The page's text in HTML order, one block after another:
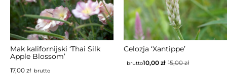
NIEDOSTĘPNY
Mak kalifornijski ‘Thai Silk
Apple Blossom’
17,00 złbrutto
Celozja ‘Xantippe’
15,00zł
10,00 zł
brutto